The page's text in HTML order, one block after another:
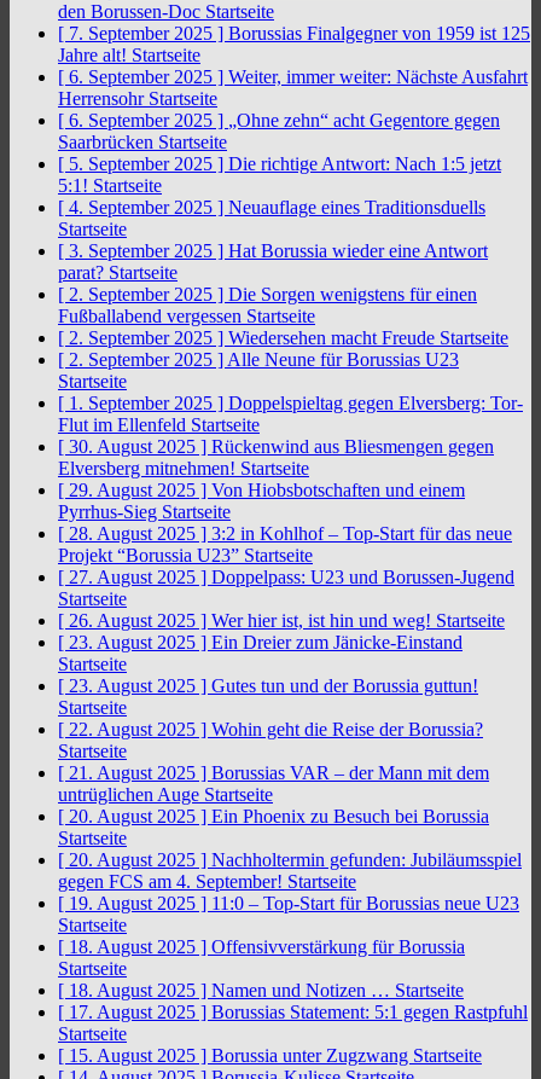
den Borussen-Doc Startseite
[ 7. September 2025 ] Borussias Finalgegner von 1959 ist 125
Jahre alt! Startseite
[ 6. September 2025 ] Weiter, immer weiter: Nächste Ausfahrt
Herrensohr Startseite
[ 6. September 2025 ] „Ohne zehn“ acht Gegentore gegen
Saarbrücken Startseite
[ 5. September 2025 ] Die richtige Antwort: Nach 1:5 jetzt
5:1! Startseite
[ 4. September 2025 ] Neuauflage eines Traditionsduells
Startseite
[ 3. September 2025 ] Hat Borussia wieder eine Antwort
parat? Startseite
[ 2. September 2025 ] Die Sorgen wenigstens für einen
Fußballabend vergessen Startseite
[ 2. September 2025 ] Wiedersehen macht Freude Startseite
[ 2. September 2025 ] Alle Neune für Borussias U23
Startseite
[ 1. September 2025 ] Doppelspieltag gegen Elversberg: Tor-
Flut im Ellenfeld Startseite
[ 30. August 2025 ] Rückenwind aus Bliesmengen gegen
Elversberg mitnehmen! Startseite
[ 29. August 2025 ] Von Hiobsbotschaften und einem
Pyrrhus-Sieg Startseite
[ 28. August 2025 ] 3:2 in Kohlhof – Top-Start für das neue
Projekt “Borussia U23” Startseite
[ 27. August 2025 ] Doppelpass: U23 und Borussen-Jugend
Startseite
[ 26. August 2025 ] Wer hier ist, ist hin und weg! Startseite
[ 23. August 2025 ] Ein Dreier zum Jänicke-Einstand
Startseite
[ 23. August 2025 ] Gutes tun und der Borussia guttun!
Startseite
[ 22. August 2025 ] Wohin geht die Reise der Borussia?
Startseite
[ 21. August 2025 ] Borussias VAR – der Mann mit dem
untrüglichen Auge Startseite
[ 20. August 2025 ] Ein Phoenix zu Besuch bei Borussia
Startseite
[ 20. August 2025 ] Nachholtermin gefunden: Jubiläumsspiel
gegen FCS am 4. September! Startseite
[ 19. August 2025 ] 11:0 – Top-Start für Borussias neue U23
Startseite
[ 18. August 2025 ] Offensivverstärkung für Borussia
Startseite
[ 18. August 2025 ] Namen und Notizen … Startseite
[ 17. August 2025 ] Borussias Statement: 5:1 gegen Rastpfuhl
Startseite
[ 15. August 2025 ] Borussia unter Zugzwang Startseite